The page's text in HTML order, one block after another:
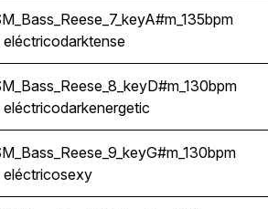
eléctricodarktense
eléctricodarkenergetic
eléctricosexy